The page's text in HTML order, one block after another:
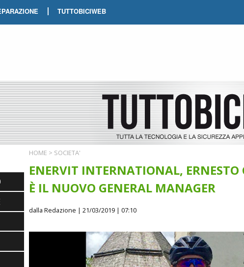
| TUTTOBICIWEB
HOME > SOCIETA'
ENERVIT INTERNATIONAL,
È IL NUOVO GENERAL MANAGER
dalla Redazione | 21/03/2019 | 07:10